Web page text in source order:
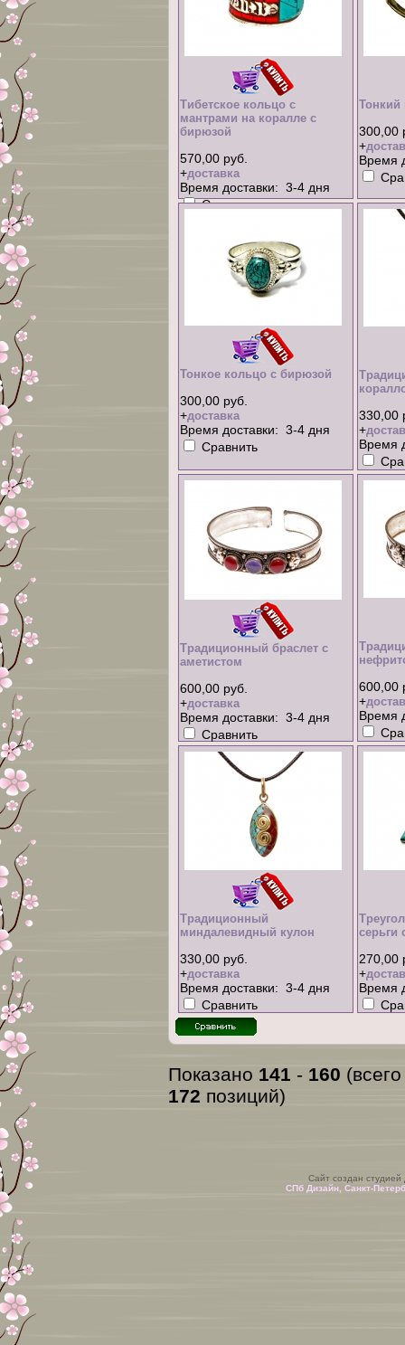
Тибетское кольцо с
мантрами на коралле с
бирюзой
570,00 руб.
+доставка
Время доставки: 3-4 дня
Сравнить
Тонкий
300,00
+
Время
Тонкое кольцо с бирюзой
300,00 руб.
+доставка
Время доставки: 3-4 дня
Сравнить
330,00
+
Время
Традиционный браслет с
аметистом
600,00 руб.
+доставка
Время доставки: 3-4 дня
Сравнить
600,00
+
Время
Традиционный
миндалевидный кулон
330,00 руб.
+доставка
Время доставки: 3-4 дня
Сравнить
серьги
270,00
+
Время
Показано 141 - 160 (всего
172 позиций)
Сайт создан
СПб Дизайн, Санкт-